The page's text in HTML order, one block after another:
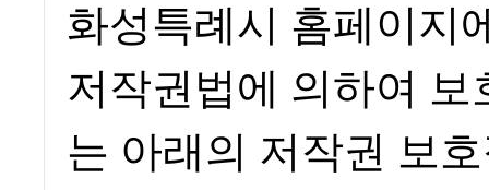
화성특례시 홈페이지
저작권법에 의하여
는 아래의 저작권 보